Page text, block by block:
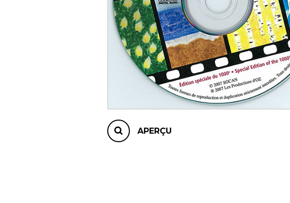
APERÇU